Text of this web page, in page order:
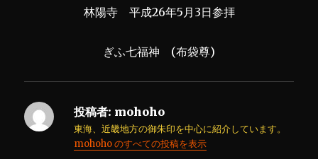
林陽寺 平成26年5月3日参拝
ぎふ七福神 (布袋尊)
投稿者: mohoho
東海、近畿地方の御朱印を中心に紹介しています。
mohoho のすべての投稿を表示